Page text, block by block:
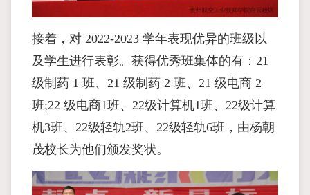
接着，对 2022-2023 学年表现优异的班级以
及学生进行表彰。获得优秀班集体的有：21
级制药 1 班、21 级制药 2 班、21 级电商 2
班;22 级电商1班、22级计算机1班、22级计算
机3班、22级轻轨2班、22级轻轨6班，由杨朝
茂校长为他们颁发奖状。